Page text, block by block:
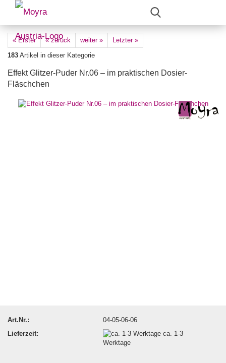
« Erster « zurück weiter »
Letzter »
183 Artikel in dieser Kategorie
Effekt Glitzer-Puder Nr.06 – im praktischen Dosier-
Fläschchen
Art.Nr.:
04-05-06-06
Lieferzeit:
ca. 1-3
Werktage